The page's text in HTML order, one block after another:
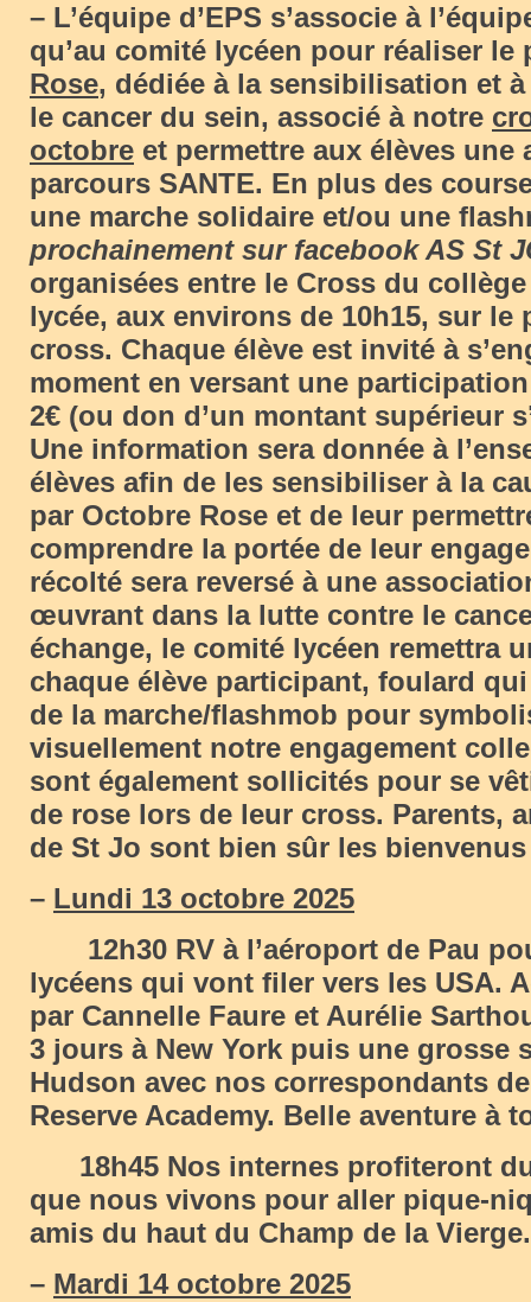
– L’équipe d’EPS s’associe à
qu’au comité lycéen pour réaliser
Rose, dédiée à la sensibilisation et
le cancer du sein, associé à notre
octobre et permettre aux élèves une
parcours SANTE. En plus des
une marche solidaire et/ou une
prochainement sur facebook AS St
organisées entre le Cross du
lycée, aux environs de 10h15, sur le
cross. Chaque élève est invité à
moment en versant une
2€ (ou don d’un montant supérieur
Une information sera donnée à
élèves afin de les sensibiliser à la
par Octobre Rose et de leur
comprendre la portée de leur
récolté sera reversé à une
œuvrant dans la lutte contre le
échange, le comité lycéen remettra
chaque élève participant, foulard
de la marche/flashmob pour
visuellement notre engagement
sont également sollicités pour se
de rose lors de leur cross. Parents,
de St Jo sont bien sûr les
– Lundi 13 octobre 2025
12h30 RV à l’aéroport de Pau
lycéens qui vont filer vers les USA.
par Cannelle Faure et Aurélie
3 jours à New York puis une grosse
Hudson avec nos correspondants
Reserve Academy. Belle aventure à
18h45 Nos internes profiteront
que nous vivons pour aller pique-
amis du haut du Champ de la Vierge.
– Mardi 14 octobre 2025